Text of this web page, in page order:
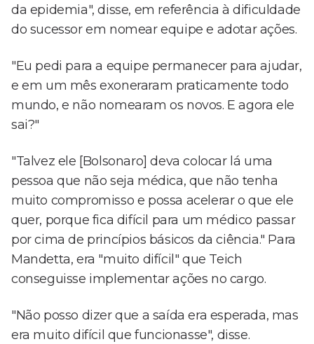
da epidemia", disse, em referência à dificuldade
do sucessor em nomear equipe e adotar ações.
"Eu pedi para a equipe permanecer para ajudar,
e em um mês exoneraram praticamente todo
mundo, e não nomearam os novos. E agora ele
sai?"
"Talvez ele [Bolsonaro] deva colocar lá uma
pessoa que não seja médica, que não tenha
muito compromisso e possa acelerar o que ele
quer, porque fica difícil para um médico passar
por cima de princípios básicos da ciência." Para
Mandetta, era "muito difícil" que Teich
conseguisse implementar ações no cargo.
"Não posso dizer que a saída era esperada, mas
era muito difícil que funcionasse", disse.